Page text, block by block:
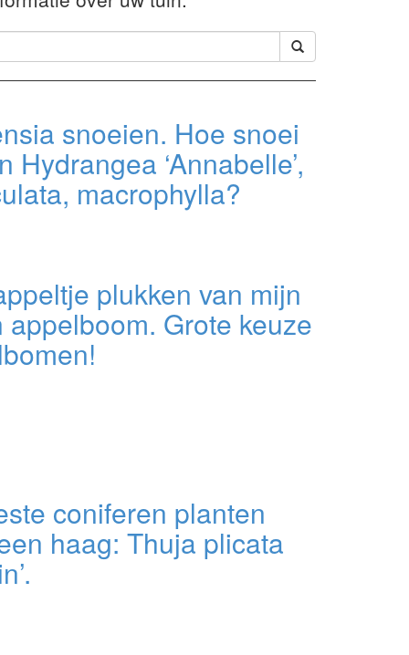
snoeien. Hoe snoei
Hydrangea ‘Annabelle’,
macrophylla?
plukken van mijn
appelboom. Grote keuze
coniferen planten
haag: Thuja plicata